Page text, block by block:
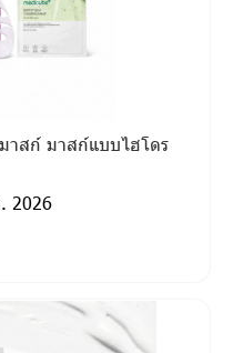
าสก์ มาสก์แบบไฮโดร
2026